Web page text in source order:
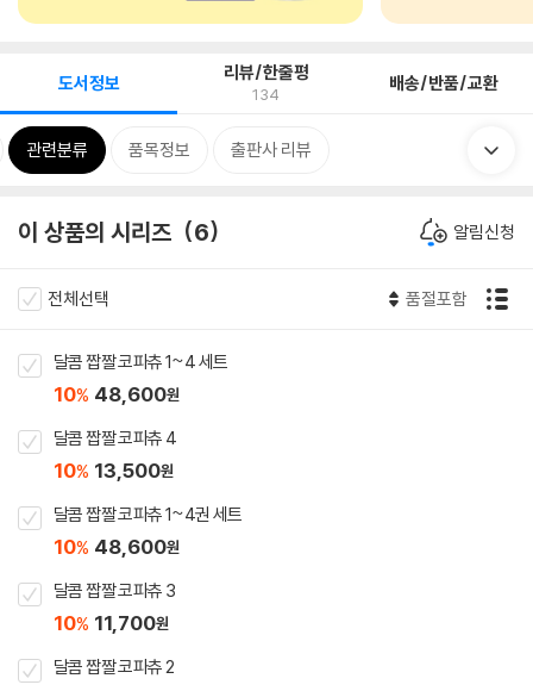
도서정보 리뷰/한줄평
134 배송/반품/교환
관련분류 품목정보 출판사 리뷰
이 상품의 시리즈 6 알림신청
전체선택 품절포함
달콤 짭짤 코파츄 1~4 세트
10% 48,600원
달콤 짭짤 코파츄 4
10% 13,500원
달콤 짭짤 코파츄 1~4권 세트
10% 48,600원
달콤 짭짤 코파츄 3
10% 11,700원
달콤 짭짤 코파츄 2